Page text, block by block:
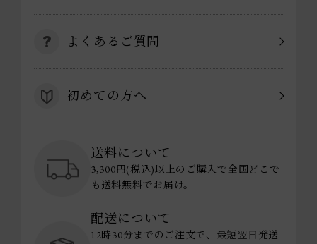
よくあるご質問
初めての方へ
送料について
3,300円(税込)以上のご購入で全国どこで
も送料無料でお届け。
配送について
12時30分までのご注文で、最短翌日発送